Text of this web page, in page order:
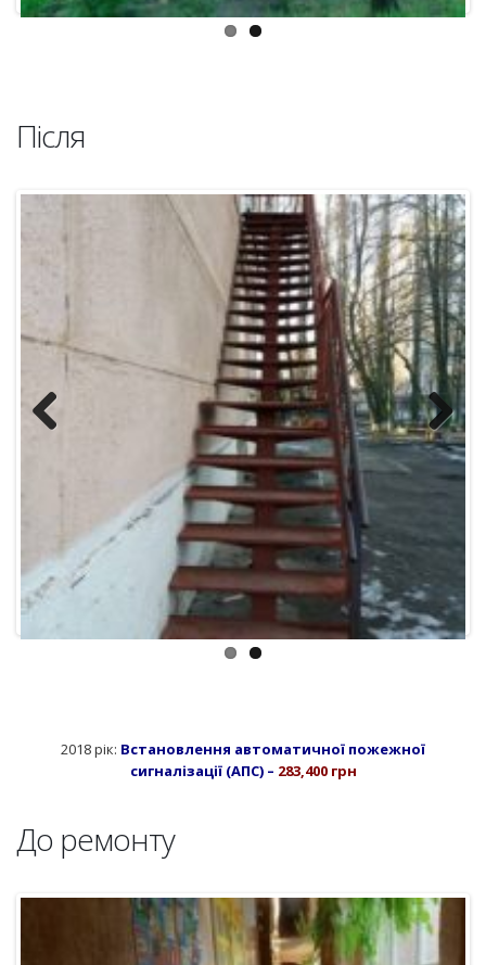
Previous Next
2018 рік: Встановлення автоматичної пожежної
сигналізації (АПС) –283,400 грн
До ремонту
Next